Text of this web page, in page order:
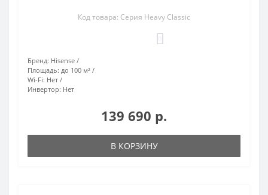
Код товара: Серия Heavy Classic
Бренд: Hisense
Площадь: до 100 м²
Wi-Fi: Нет
Инвертор: Нет
139 690 р.
В КОРЗИНУ